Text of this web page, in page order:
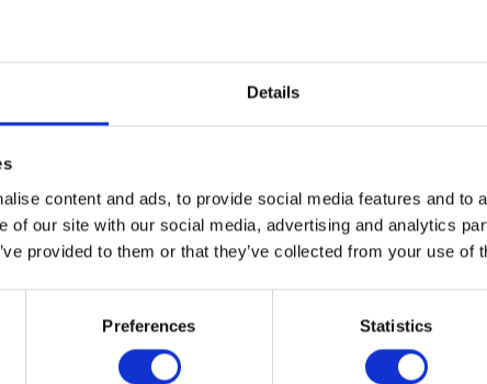
Details
content and ads, to provide social media features and to
of our site with our social media, advertising and analytics
provided to them or that they’ve collected from your use of
Preferences Statistics
dla wielu podmiotów gospodarczych. Aby
w transakcjach handlowych.